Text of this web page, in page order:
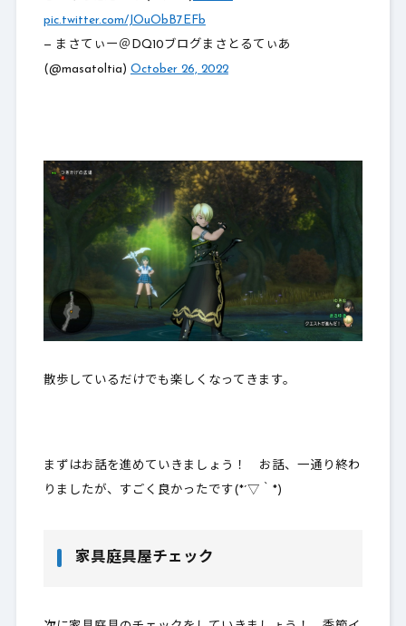
pic.twitter.com/JOuObB7EFb
— まさてぃー＠DQ10ブログまさとるてぃあ
(@masatoltia) October 26, 2022
散歩しているだけでも楽しくなってきます。
まずはお話を進めていきましょう！ お話、一通り終わ
りましたが、すごく良かったです(*´▽｀*)
家具庭具屋チェック